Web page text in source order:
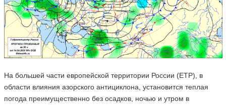
На большей части европейской территории России (ЕТР), в
области влияния азорского антициклона, установится теплая
погода преимущественно без осадков, ночью и утром в